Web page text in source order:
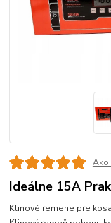
Ako
Ideálne 15A
Klinové remene pre